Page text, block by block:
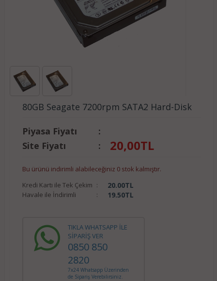
80GB Seagate 7200rpm SATA2 Hard-Disk
Piyasa Fiyatı
:
Site Fiyatı
: 20,00TL
Bu ürünü indirimli alabileceğiniz 0 stok kalmıştır.
Kredi Kartı ile Tek Çekim : 20.00TL
Havale ile İndirimli : 19.50TL
TIKLA WHATSAPP İLE
SİPARİŞ VER
0850 850
2820
7x24 Whatsapp Üzerinden
de Sipariş Verebilirsiniz.